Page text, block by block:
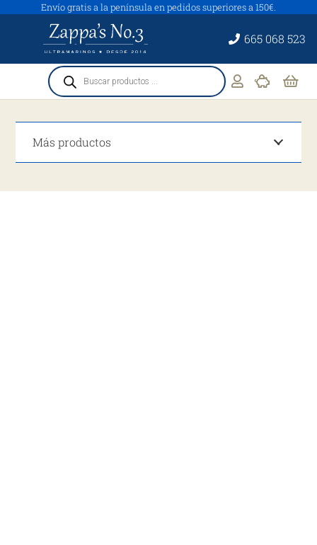
Envío gratis a la península en pedidos superiores a 150€.
665 068 523
Búsqueda
de
productos
Más productos